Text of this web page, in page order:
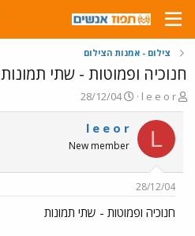
צילום - אמנות הצילום
חנוכיה ופמוטות - שתי תמונות
פ
ו
ת
ח
ה
ש
א
l e e o r
פ
ו
ר
ם
ר
28/12/04
L
l e e o r
New member
28/12/04
חנוכיה ופמוטות - שתי תמונות